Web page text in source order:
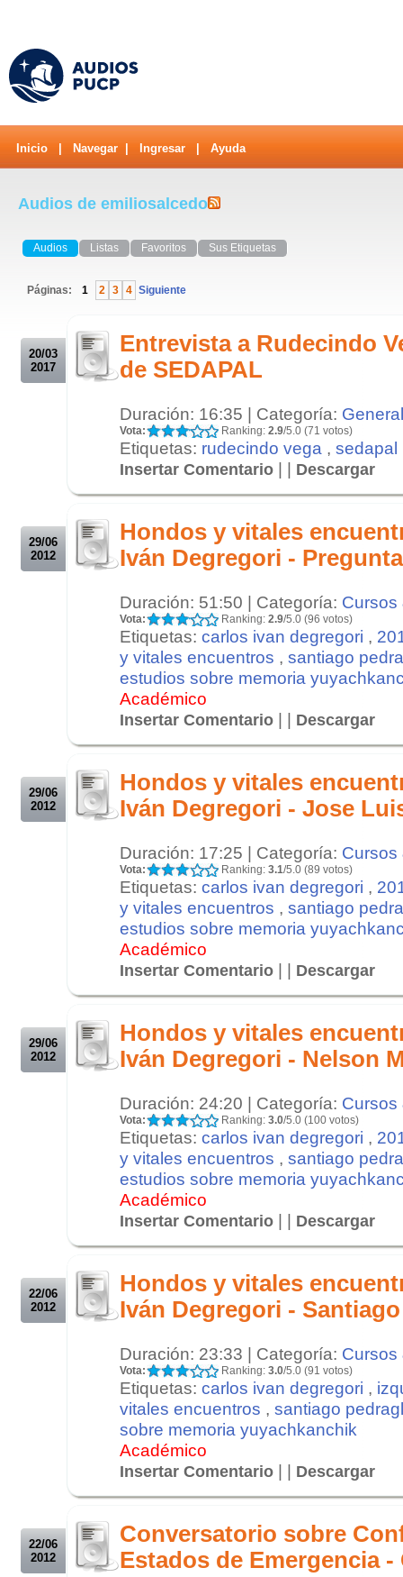
Inicio Navegar Ingresar Ayuda
Audios de emiliosalcedo
Audios Listas Favoritos Sus Etiquetas
Páginas: 1 2 3 4 Siguiente
20/03
2017
Entrevista a Rudecindo
de SEDAPAL
Duración: 16:35 | Categoría: General
Vota: Ranking: 2.9/5.0 (71 votos)
Etiquetas: rudecindo vega , sedapal
Insertar Comentario | | Descargar
29/06
2012
Hondos y vitales
Iván Degregori -
Duración: 51:50 | Categoría: Cursos
Vota: Ranking: 2.9/5.0 (96 votos)
Etiquetas: carlos ivan degregori ,
y vitales encuentros , santiago
estudios sobre memoria
Académico
Insertar Comentario | | Descargar
29/06
2012
Hondos y vitales
Iván Degregori - Jose
Duración: 17:25 | Categoría: Cursos
Vota: Ranking: 3.1/5.0 (89 votos)
Etiquetas: carlos ivan degregori ,
y vitales encuentros , santiago
estudios sobre memoria
Académico
Insertar Comentario | | Descargar
29/06
2012
Hondos y vitales
Iván Degregori - Nelson
Duración: 24:20 | Categoría: Cursos
Vota: Ranking: 3.0/5.0 (100 votos)
Etiquetas: carlos ivan degregori ,
y vitales encuentros , santiago
estudios sobre memoria
Académico
Insertar Comentario | | Descargar
22/06
2012
Hondos y vitales
Iván Degregori -
Duración: 23:33 | Categoría: Cursos
Vota: Ranking: 3.0/5.0 (91 votos)
Etiquetas: carlos ivan degregori ,
vitales encuentros , santiago
sobre memoria yuyachkanchik
Académico
Insertar Comentario | | Descargar
22/06
2012
Conversatorio sobre
Estados de Emergencia -